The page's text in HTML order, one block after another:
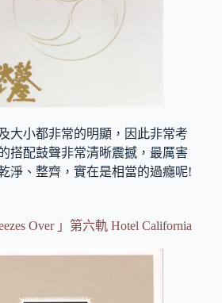
大小都非常的明顯，因此非常考
搭配鼓聲非常清晰震撼，最厲害
淨、整齊，實在是相當的過癮呢!
Over 」第六軌 Hotel California